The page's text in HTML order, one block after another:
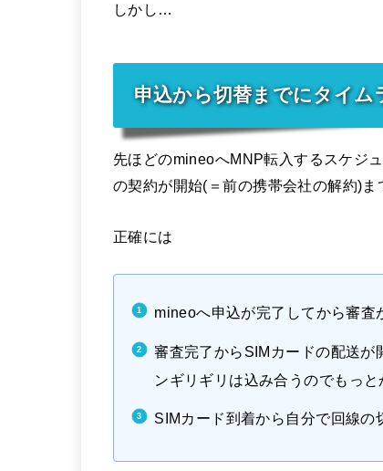
しかし…
申込から切替までにタイ
先ほどのmineoへMNP転入するスケジ
の契約が開始(＝前の携帯会社の解約)ま
正確には
mineoへ申込が完了してから審査
審査完了からSIMカードの配送
ンギリギリは込み合うのでもっ
SIMカード到着から自分で回線